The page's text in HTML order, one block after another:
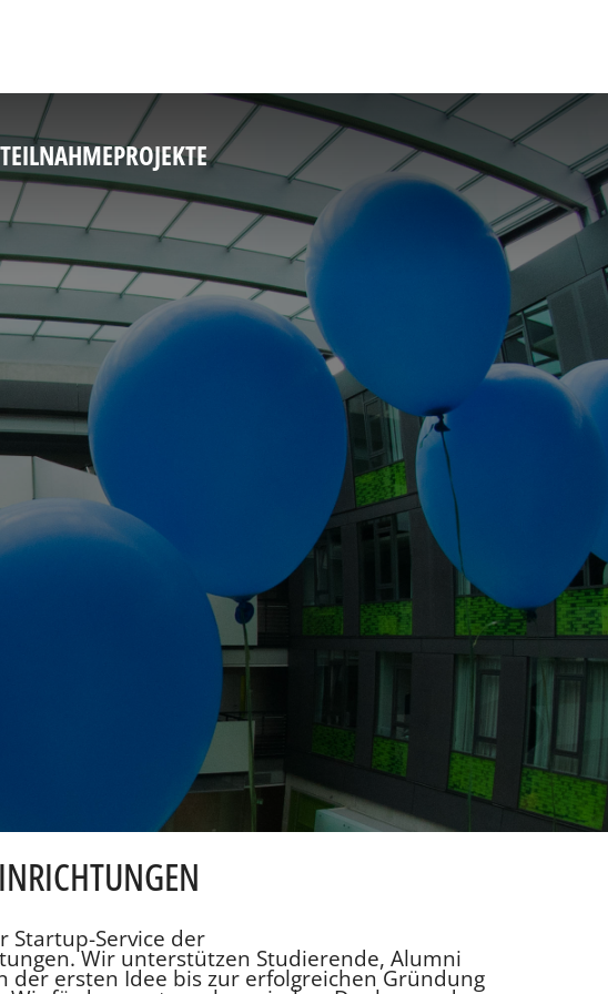
TEILNAHMEPROJEKTE
Startup-Service der
Wir unterstützen Studierende, Alumni
der ersten Idee bis zur erfolgreichen Gründung